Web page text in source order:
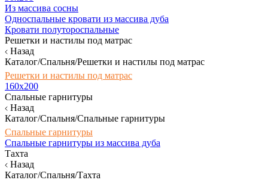
Из массива сосны
Односпальные кровати из массива дуба
Кровати полутороспальные
Решетки и настилы под матрас
Назад
Каталог/Спальня/Решетки и настилы под матрас
Решетки и настилы под матрас
160х200
Спальные гарнитуры
Назад
Каталог/Спальня/Спальные гарнитуры
Спальные гарнитуры
Спальные гарнитуры из массива дуба
Тахта
Назад
Каталог/Спальня/Тахта